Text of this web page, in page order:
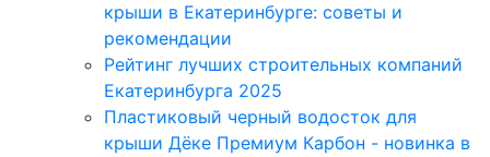
крыши в Екатеринбурге: советы и
рекомендации
Рейтинг лучших строительных компаний
Екатеринбурга 2025
Пластиковый черный водосток для
крыши Дёке Премиум Карбон - новинка в